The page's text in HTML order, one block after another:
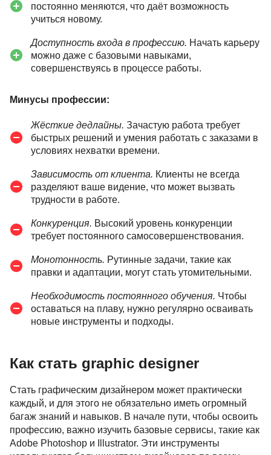
постоянно меняются, что даёт возможность
учиться новому.
Доступность входа в профессию. Начать карьеру
можно даже с базовыми навыками,
совершенствуясь в процессе работы.
Минусы профессии:
Жёсткие дедлайны. Зачастую работа требует
быстрых решений и умения работать с заказами в
условиях нехватки времени.
Зависимость от клиента. Клиенты не всегда
разделяют ваше видение, что может вызвать
трудности в работе.
Конкуренция. Высокий уровень конкуренции
требует постоянного самосовершенствования.
Монотонность. Рутинные задачи, такие как
правки и адаптации, могут стать утомительными.
Необходимость постоянного обучения. Чтобы
оставаться на плаву, нужно регулярно осваивать
новые инструменты и подходы.
Как стать graphic designer
Стать графическим дизайнером может практически
каждый, и для этого не обязательно иметь огромный
багаж знаний и навыков. В начале пути, чтобы освоить
профессию, важно изучить базовые сервисы, такие как
Adobe Photoshop и Illustrator. Эти инструменты